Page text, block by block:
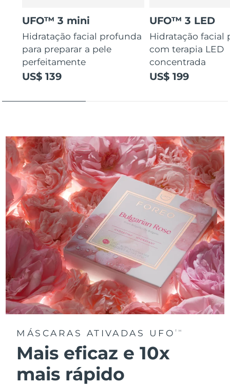
UFO™ 3 mini
Hidratação facial profunda
para preparar a pele
perfeitamente
US$ 139
UFO™ 3 LED
Hidratação facial
com terapia LED
concentrada
US$ 199
MÁSCARAS ATIVADAS UFOTM
Mais eficaz e 10x
mais rápido